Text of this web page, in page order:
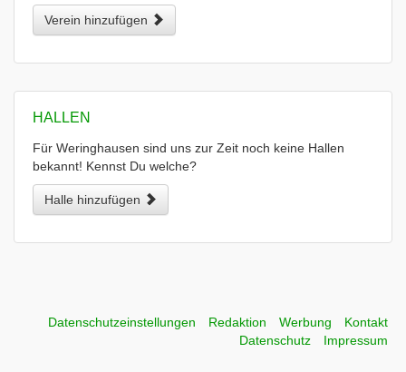
Verein hinzufügen
HALLEN
Für Weringhausen sind uns zur Zeit noch keine Hallen
bekannt! Kennst Du welche?
Halle hinzufügen
Datenschutzeinstellungen Redaktion Werbung
Kontakt
Datenschutz
Impressum